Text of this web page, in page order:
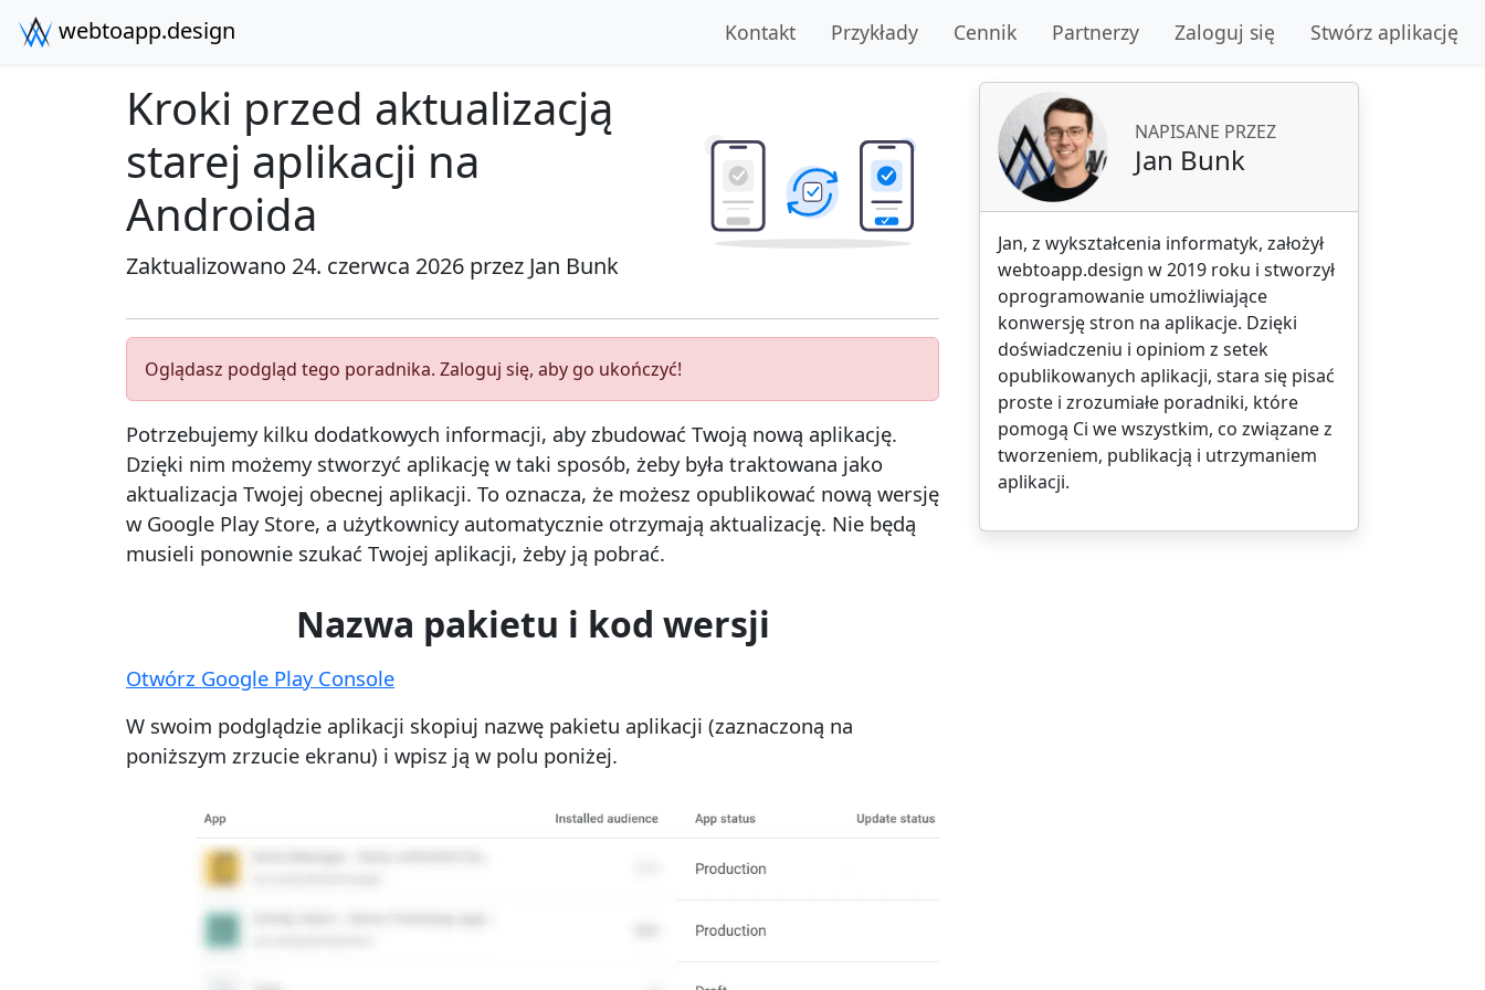
webtoapp.design Kontakt Przykłady Cennik Partnerzy Zaloguj się Stwórz aplikację
Kroki przed aktualizacją
starej aplikacji na
Androida
Zaktualizowano 24. czerwca 2026 przez Jan Bunk
Oglądasz podgląd tego poradnika. Zaloguj się, aby go ukończyć!
Potrzebujemy kilku dodatkowych informacji, aby zbudować Twoją nową aplikację.
Dzięki nim możemy stworzyć aplikację w taki sposób, żeby była traktowana jako
aktualizacja Twojej obecnej aplikacji. To oznacza, że możesz opublikować nową wersję
w Google Play Store, a użytkownicy automatycznie otrzymają aktualizację. Nie będą
musieli ponownie szukać Twojej aplikacji, żeby ją pobrać.
Nazwa pakietu i kod wersji
Otwórz Google Play Console
W swoim podglądzie aplikacji skopiuj nazwę pakietu aplikacji (zaznaczoną na
poniższym zrzucie ekranu) i wpisz ją w polu poniżej.
NAPISANE PRZEZ
Jan Bunk
Jan, z wykształcenia informatyk, założył
webtoapp.design w 2019 roku i stworzył
oprogramowanie umożliwiające
konwersję stron na aplikacje. Dzięki
doświadczeniu i opiniom z setek
opublikowanych aplikacji, stara się pisać
proste i zrozumiałe poradniki, które
pomogą Ci we wszystkim, co związane z
tworzeniem, publikacją i utrzymaniem
aplikacji.